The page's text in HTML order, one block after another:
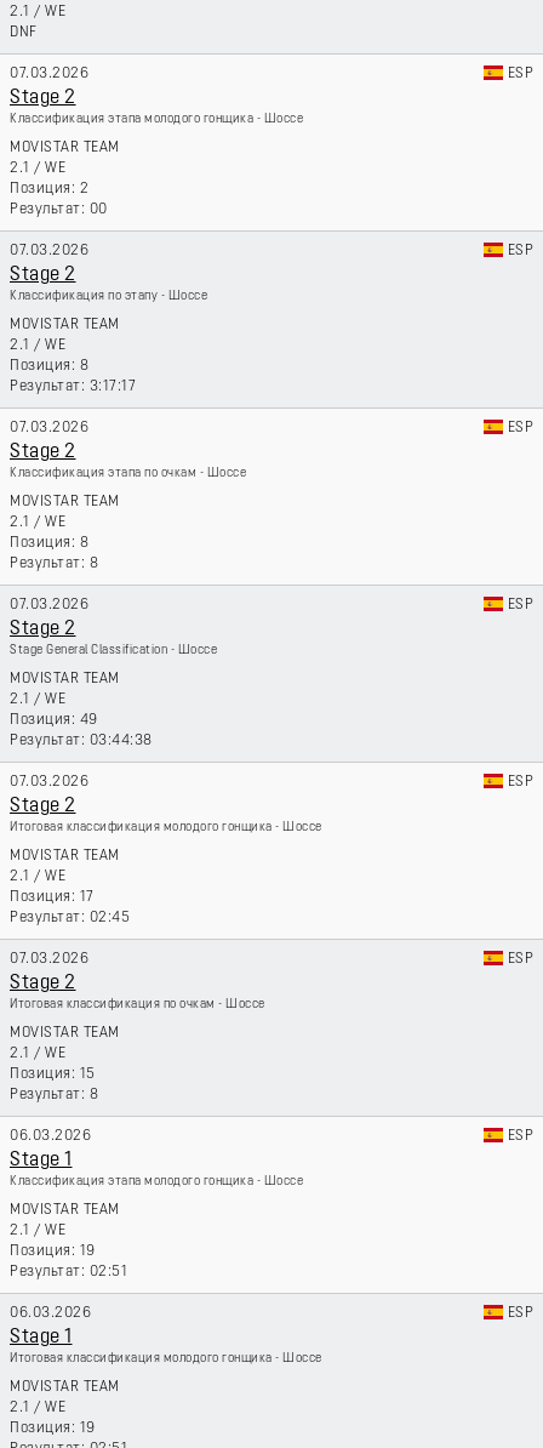
2.1 / WE
DNF
07.03.2026 ESP
Stage 2
Классификация этапа молодого гонщика - Шоссе
MOVISTAR TEAM
2.1 / WE
2
00
07.03.2026 ESP
Stage 2
Классификация по этапу - Шоссе
MOVISTAR TEAM
2.1 / WE
8
3:17:17
07.03.2026 ESP
Stage 2
Классификация этапа по очкам - Шоссе
MOVISTAR TEAM
2.1 / WE
8
8
07.03.2026 ESP
Stage 2
Stage General Classification - Шоссе
MOVISTAR TEAM
2.1 / WE
49
03:44:38
07.03.2026 ESP
Stage 2
Итоговая классификация молодого гонщика - Шоссе
MOVISTAR TEAM
2.1 / WE
17
02:45
07.03.2026 ESP
Stage 2
Итоговая классификация по очкам - Шоссе
MOVISTAR TEAM
2.1 / WE
15
8
06.03.2026 ESP
Stage 1
Классификация этапа молодого гонщика - Шоссе
MOVISTAR TEAM
2.1 / WE
19
02:51
06.03.2026 ESP
Stage 1
Итоговая классификация молодого гонщика - Шоссе
MOVISTAR TEAM
2.1 / WE
19